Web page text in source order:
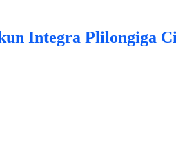
Integra Plilongiga